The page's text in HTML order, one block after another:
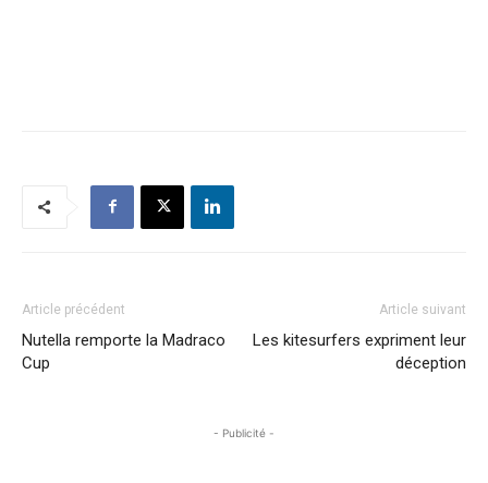
Article précédent
Nutella remporte la Madraco
Cup
Article suivant
Les kitesurfers expriment leur
déception
- Publicité -